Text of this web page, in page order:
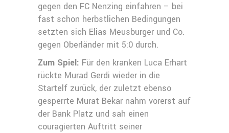
gegen den FC Nenzing einfahren – bei
fast schon herbstlichen Bedingungen
setzten sich Elias Meusburger und Co.
gegen Oberländer mit 5:0 durch.
Zum Spiel: Für den kranken Luca Erhart
rückte Murad Gerdi wieder in die
Startelf zurück, der zuletzt ebenso
gesperrte Murat Bekar nahm vorerst auf
der Bank Platz und sah einen
couragierten Auftritt seiner